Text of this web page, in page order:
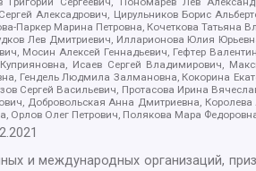
Алексадрович, Цирульников Борис
Паркер Марина Петровна, Кочеткова
Лев Дмитриевич, Илларионова Юлия
Мосин Алексей Геннадьевич, Гефтер
Исаев Сергей Владимирович,
Гендель Людмила Залмановна, Кокорина
Сергей Васильевич, Протасова Ирина
Добровольская Анна Дмитриевна,
Олег Петрович, Полякова Мара
и международных организаций,